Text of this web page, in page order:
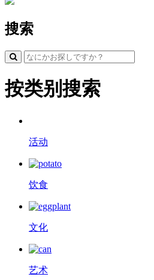
搜索
按类别搜索
活动
饮食
文化
艺术